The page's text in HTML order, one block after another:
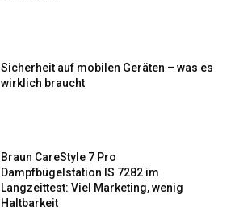
Sicherheit auf mobilen Geräten – was es
wirklich braucht
Braun CareStyle 7 Pro
Dampfbügelstation IS 7282 im
Langzeittest: Viel Marketing, wenig
Haltbarkeit